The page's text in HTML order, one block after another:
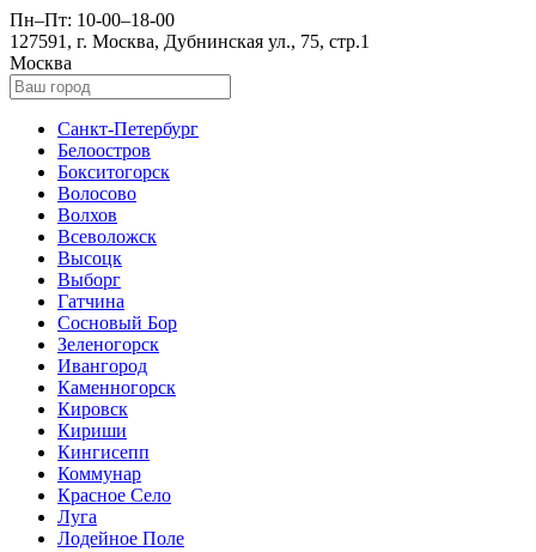
Пн–Пт: 10-00–18-00
127591, г. Москва, Дубнинская ул., 75, стр.1
Москва
Санкт-Петербург
Белоостров
Бокситогорск
Волосово
Волхов
Всеволожск
Высоцк
Выборг
Гатчина
Сосновый Бор
Зеленогорск
Ивангород
Каменногорск
Кировск
Кириши
Кингисепп
Коммунар
Красное Село
Луга
Лодейное Поле